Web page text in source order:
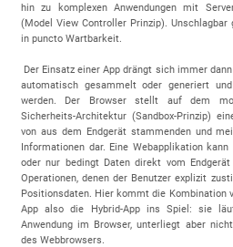
hin zu komplexen Anwendungen mit
(Model View Controller Prinzip). Unschlagbar
in puncto Wartbarkeit.
Der Einsatz einer App drängt sich immer
automatisch gesammelt oder generiert
werden. Der Browser stellt auf dem
Sicherheits-Architektur (Sandbox-Prinzip)
von aus dem Endgerät stammenden und
Informationen dar. Eine Webapplikation
oder nur bedingt Daten direkt vom
Operationen, denen der Benutzer explizit
Positionsdaten. Hier kommt die Kombination
App also die Hybrid-App ins Spiel: sie
Anwendung im Browser, unterliegt aber
des Webbrowsers.